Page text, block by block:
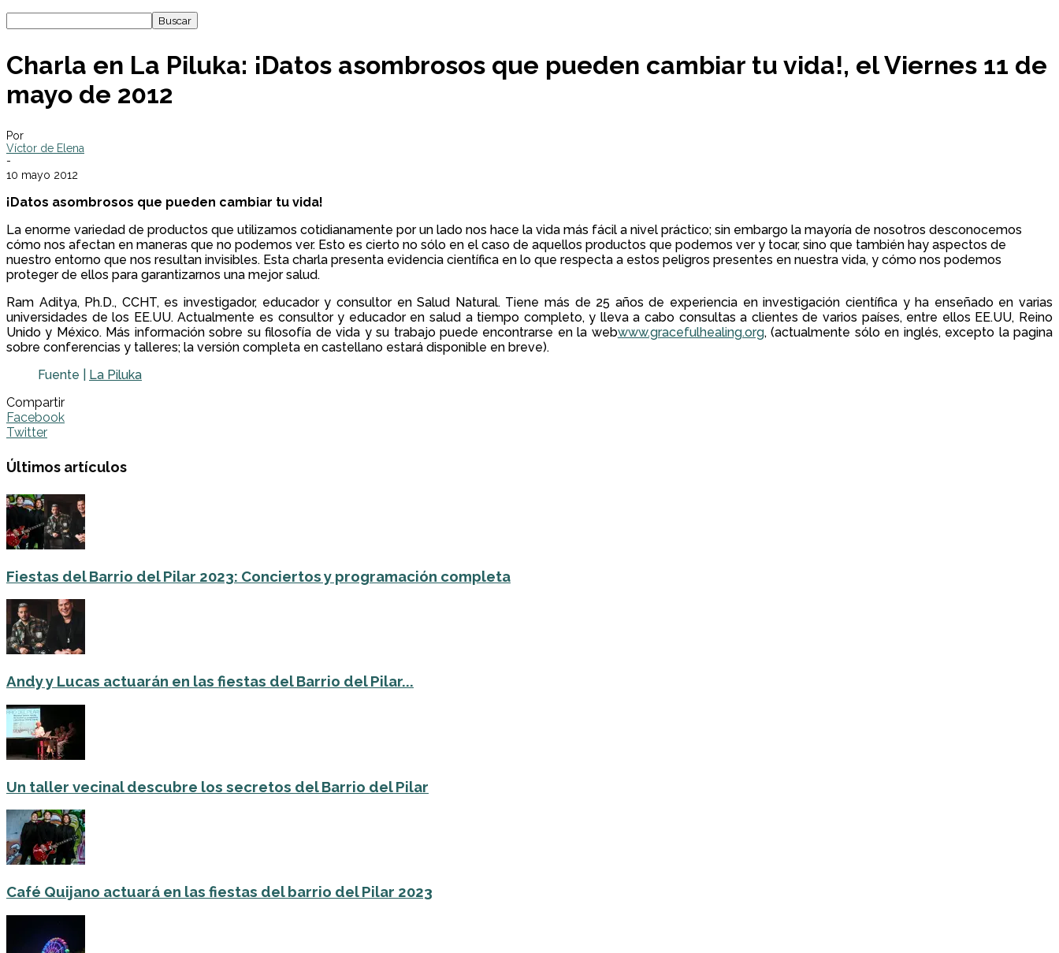
Charla en La Piluka: ¡Datos asombrosos que pueden cambiar tu vida!, el Viernes 11 de
mayo de 2012
Por
Víctor de Elena
-
10 mayo 2012
¡Datos asombrosos que pueden cambiar tu vida!
La enorme variedad de productos que utilizamos cotidianamente por un lado nos hace la vida más fácil a nivel práctico; sin embargo la mayoría de nosotros desconocemos
cómo nos afectan en maneras que no podemos ver. Esto es cierto no sólo en el caso de aquellos productos que podemos ver y tocar, sino que también hay aspectos de
nuestro entorno que nos resultan invisibles. Esta charla presenta evidencia científica en lo que respecta a estos peligros presentes en nuestra vida, y cómo nos podemos
proteger de ellos para garantizarnos una mejor salud.
Ram Aditya, Ph.D., CCHT, es investigador, educador y consultor en Salud Natural. Tiene más de 25 años de experiencia en investigación científica y ha enseñado en varias
universidades de los EE.UU. Actualmente es consultor y educador en salud a tiempo completo, y lleva a cabo consultas a clientes de varios países, entre ellos EE.UU, Reino
Unido y México. Más información sobre su filosofía de vida y su trabajo puede encontrarse en la webwww.gracefulhealing.org, (actualmente sólo en inglés, excepto la pagina
sobre conferencias y talleres; la versión completa en castellano estará disponible en breve).
Fuente | La Piluka
Compartir
Facebook
Twitter
Últimos artículos
Fiestas del Barrio del Pilar 2023: Conciertos y programación completa
Andy y Lucas actuarán en las fiestas del Barrio del Pilar...
Un taller vecinal descubre los secretos del Barrio del Pilar
Café Quijano actuará en las fiestas del barrio del Pilar 2023